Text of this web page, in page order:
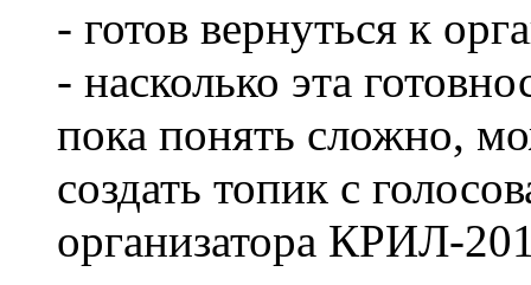
- готов вернуться к
- насколько эта
пока понять сложно,
создать топик с
организатора КРИЛ-